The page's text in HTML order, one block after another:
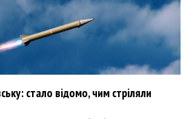
стало відомо, чим стріляли